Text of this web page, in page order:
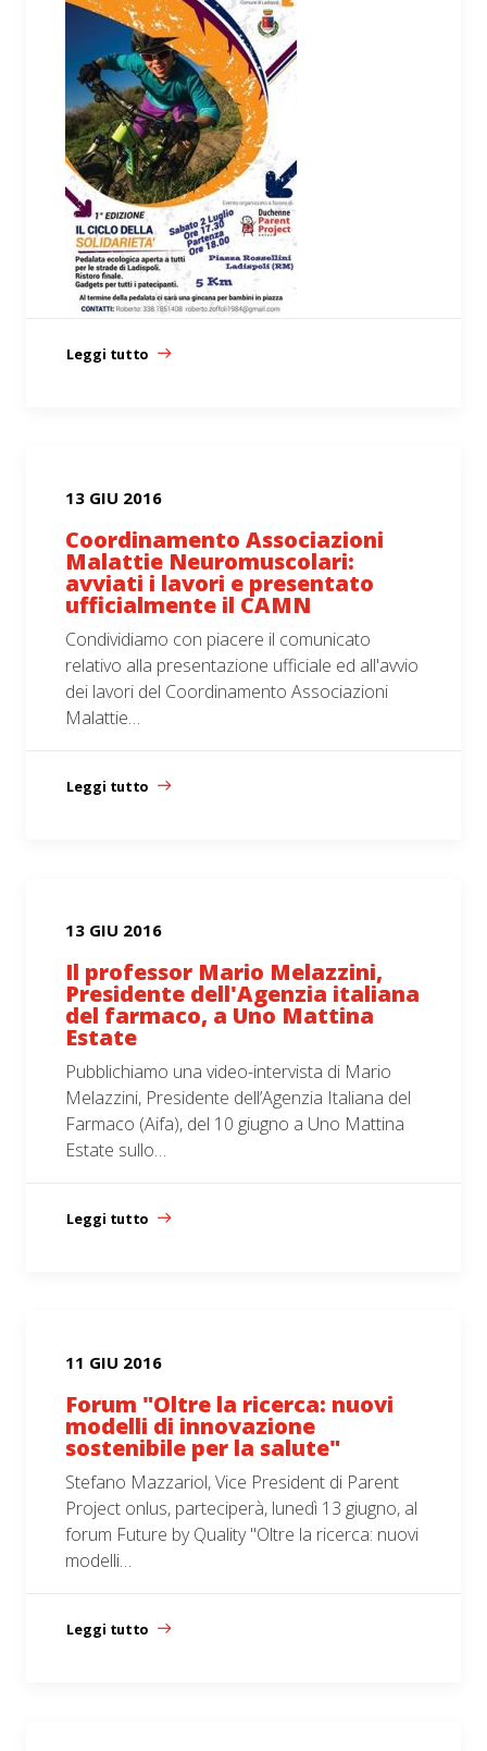
Leggi tutto
13 GIU 2016
Coordinamento Associazioni
Malattie Neuromuscolari:
avviati i lavori e presentato
ufficialmente il CAMN
Condividiamo con piacere il comunicato
relativo alla presentazione ufficiale ed all'avvio
dei lavori del Coordinamento Associazioni
Malattie…
Leggi tutto
13 GIU 2016
Il professor Mario Melazzini,
Presidente dell'Agenzia italiana
del farmaco, a Uno Mattina
Estate
Pubblichiamo una video-intervista di Mario
Melazzini, Presidente dell’Agenzia Italiana del
Farmaco (Aifa), del 10 giugno a Uno Mattina
Estate sullo…
Leggi tutto
11 GIU 2016
Forum "Oltre la ricerca: nuovi
modelli di innovazione
sostenibile per la salute"
Stefano Mazzariol, Vice President di Parent
Project onlus, parteciperà, lunedì 13 giugno, al
forum Future by Quality "Oltre la ricerca: nuovi
modelli…
Leggi tutto